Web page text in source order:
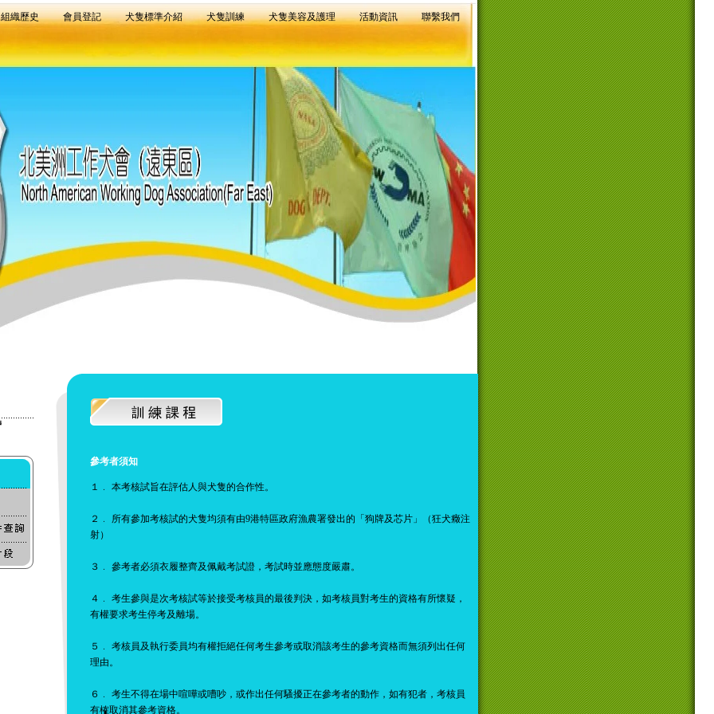
組織歷史 會員登記 犬隻標準介紹 犬隻訓練 犬隻美容及護理 活動資訊 聯繫我們
參考者須知
１﹒ 本考核試旨在評估人與犬隻的合作性。
２﹒ 所有參加考核試的犬隻均須有由9港特區政府漁農署發出的「狗牌及芯片」（狂犬癥注
射）
３﹒ 參考者必須衣履整齊及佩戴考試證，考試時並應態度嚴肅。
４﹒ 考生參與是次考核試等於接受考核員的最後判決，如考核員對考生的資格有所懷疑，
有權要求考生停考及離場。
５﹒ 考核員及執行委員均有權拒絕任何考生參考或取消該考生的參考資格而無須列出任何
理由。
６﹒ 考生不得在場中喧嘩或嘈吵，或作出任何騷擾正在參考者的動作，如有犯者，考核員
有榷取消其參考資格。